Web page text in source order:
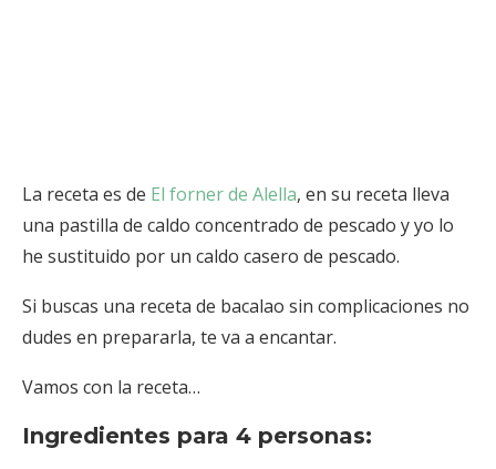
La receta es de El forner de Alella, en su receta lleva
una pastilla de caldo concentrado de pescado y yo lo
he sustituido por un caldo casero de pescado.
Si buscas una receta de bacalao sin complicaciones no
dudes en prepararla, te va a encantar.
Vamos con la receta…
Ingredientes para 4 personas: